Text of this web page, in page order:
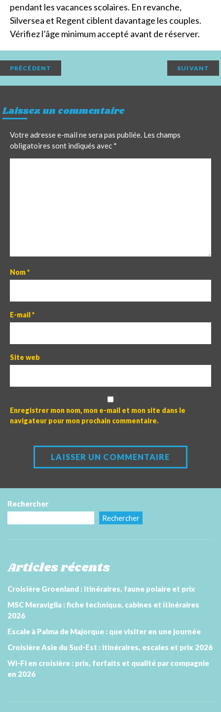
pendant les vacances scolaires. En revanche,
Silversea et Regent ciblent davantage les couples.
Vérifiez l’âge minimum accepté avant de réserver.
PRÉCÉDENT SUIVANT
Laissez un commentaire
Votre adresse e-mail ne sera pas publiée. Les champs
obligatoires sont indiqués avec *
Nom*
E-mail*
Site web
Enregistrer mon nom, mon e-mail et mon site dans le
navigateur pour mon prochain commentaire.
Rechercher
Rechercher
Articles récents
Croisière Groenland : itinéraires, faune polaire et prix
MSC Meraviglia : fiche technique, cabines et itinéraires
2026
Escale à Palma de Majorque : que visiter en une journée
Croisière Asie du Sud-Est : itinéraires, escales et prix 2026
Wi-Fi en croisière : prix, forfaits et qualité par compagnie
en 2026